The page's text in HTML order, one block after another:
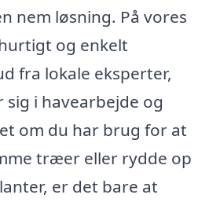
nem løsning. På vores
og enkelt
fra lokale eksperter,
sig i havearbejde og
om du har brug for at
træer eller rydde op
er det bare at